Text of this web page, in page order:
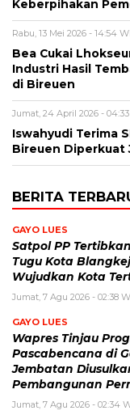
Keberpihakan
Rabu, 13 Mei 2026 - 14:54
Bea Cukai
Industri Hasil
di Bireuen
Jumat, 24 April 2026 -
Iswahyudi Terima
Bireuen Diperkuat
BERITA
GAYO LUES
Satpol PP
Tugu Kota
Wujudkan Kota
Jumat, 7 Agu 2026 - 02:38
GAYO LUES
Wapres Tinjau
Pascabencana di
Jembatan
Pembangunan
Jumat, 7 Agu 2026 - 02:34